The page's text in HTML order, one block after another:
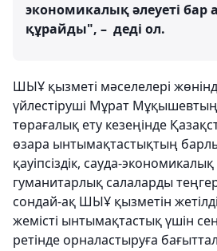
экономикалық әлеуеті бар
құрайды", – деді ол.
ШЫҰ қызметі мәселелері
үйлестіруші Мұрат
төрағалық ету кезеңінде
өзара ынтымақтастықтың
қауіпсіздік, сауда-
гуманитарлық салаларды
сондай-ақ ШЫҰ қызметін
жемісті ынтымақтастық үшін
ретінде орналастыруға